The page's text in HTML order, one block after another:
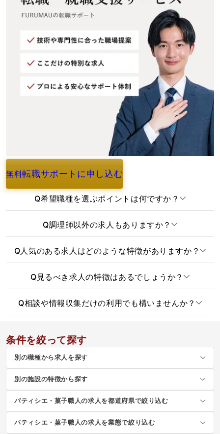
無料転職サポートに申し込む
よくあるご質問
Q希望職種を選ぶポイントは何ですか？
Q調理師以外の求人もありますか？
Q人気のある求人はどのような特徴がありますか？
Q 見るべき求人の特徴はあるでしょうか？
Q相談や情報収集だけの利用でも構いませんか？
条件を絞って探す
別の職種から求人を探す
別の施設の特徴から探す
パティシエ・菓子職人の求人を都道府県で絞り込む
パティシエ・菓子職人の求人を業態で絞り込む